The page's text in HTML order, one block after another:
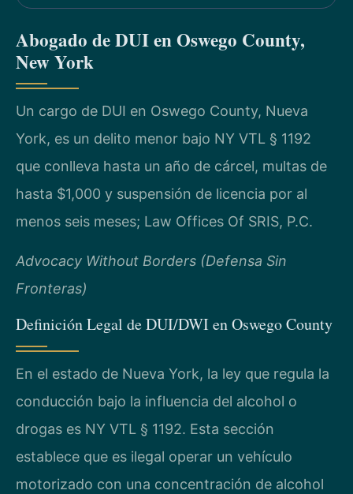
Abogado de DUI en Oswego County,
New York
Un cargo de DUI en Oswego County, Nueva
York, es un delito menor bajo NY VTL § 1192
que conlleva hasta un año de cárcel, multas de
hasta $1,000 y suspensión de licencia por al
menos seis meses; Law Offices Of SRIS, P.C.
Advocacy Without Borders (Defensa Sin
Fronteras)
Definición Legal de DUI/DWI en Oswego County
En el estado de Nueva York, la ley que regula la
conducción bajo la influencia del alcohol o
drogas es NY VTL § 1192. Esta sección
establece que es ilegal operar un vehículo
motorizado con una concentración de alcohol